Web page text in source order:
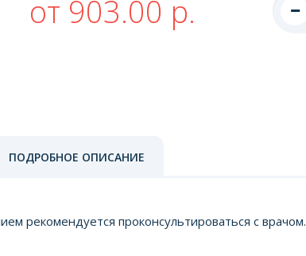
от 903.00 р.
ПОДРОБНОЕ ОПИСАНИЕ
рекомендуется проконсультироваться с врачом.